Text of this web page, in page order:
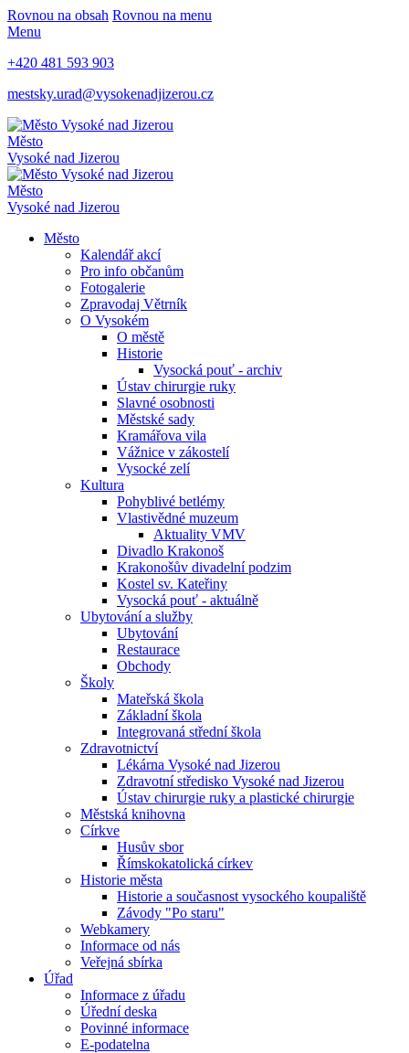
Rovnou na obsah Rovnou na menu
Menu
+420 481 593 903
mestsky.urad@vysokenadjizerou.cz
Město
Vysoké nad Jizerou
Město
Vysoké nad Jizerou
Město
Kalendář akcí
Pro info občanům
Fotogalerie
Zpravodaj Větrník
O Vysokém
O městě
Historie
Vysocká pouť - archiv
Ústav chirurgie ruky
Slavné osobnosti
Městské sady
Kramářova vila
Vážnice v zákostelí
Vysocké zelí
Kultura
Pohyblivé betlémy
Vlastivědné muzeum
Aktuality VMV
Divadlo Krakonoš
Krakonošův divadelní podzim
Kostel sv. Kateřiny
Vysocká pouť - aktuálně
Ubytování a služby
Ubytování
Restaurace
Obchody
Školy
Mateřská škola
Základní škola
Integrovaná střední škola
Zdravotnictví
Lékárna Vysoké nad Jizerou
Zdravotní středisko Vysoké nad Jizerou
Ústav chirurgie ruky a plastické chirurgie
Městská knihovna
Církve
Husův sbor
Římskokatolická církev
Historie města
Historie a současnost vysockého koupaliště
Závody "Po staru"
Webkamery
Informace od nás
Veřejná sbírka
Úřad
Informace z úřadu
Úřední deska
Povinné informace
E-podatelna